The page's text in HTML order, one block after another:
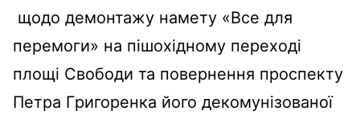
щодо демонтажу намету «Все для
перемоги» на пішохідному переході
площі Свободи та повернення проспекту
Петра Григоренка його декомунізованої